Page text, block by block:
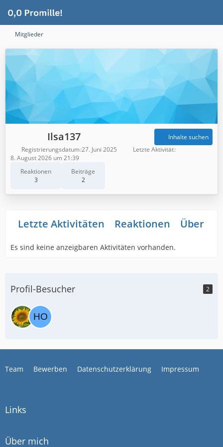
Mitglieder
Ilsa137
Reaktionen
3
Beiträge
2
Inhalte suchen
Registrierungsdatum 27. Juni 2025
Letzte Aktivität
8. August 2026 um 21:39
Letzte Aktivitäten Reaktionen Über
Es sind keine anzeigbaren Aktivitäten vorhanden.
Profil-Besucher 2
Team Bewerben Datenschutzerklärung Impressum
Links
Über mich